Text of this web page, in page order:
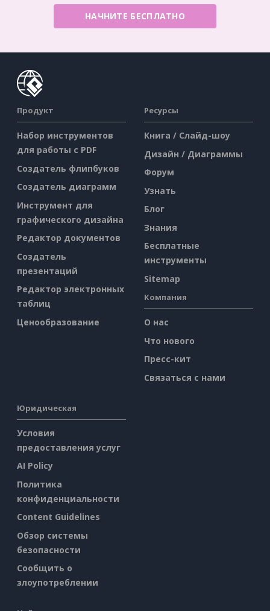
НАЧНИТЕ БЕСПЛАТНО
Продукт
Набор инструментов
для работы с PDF
Создатель флипбуков
Создатель диаграмм
Инструмент для
графического дизайна
Редактор документов
Создатель
презентаций
Редактор электронных
таблиц
Ценообразование
Ресурсы
Книга / Слайд-шоу
Дизайн / Диаграммы
Форум
Узнать
Блог
Знания
Бесплатные
инструменты
Sitemap
Компания
О нас
Что нового
Пресс-кит
Связаться с нами
Юридическая
Условия
предоставления услуг
AI Policy
Политика
конфиденциальности
Content Guidelines
Обзор системы
безопасности
Сообщить о
злоупотреблении